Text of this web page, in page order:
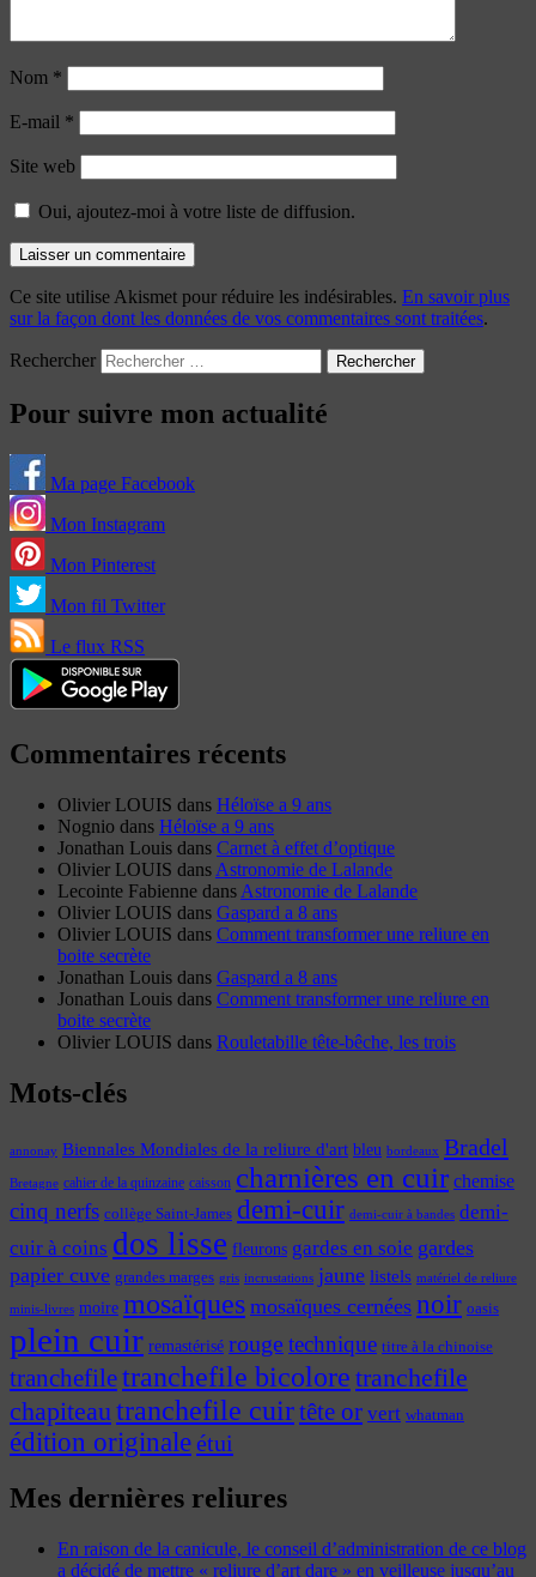
Nom *
E-mail *
Site web
Oui, ajoutez-moi à votre liste de diffusion.
Ce site utilise Akismet pour réduire les indésirables. En savoir plus
sur la façon dont les données de vos commentaires sont traitées.
Rechercher
Pour suivre mon actualité
Ma page Facebook
Mon Instagram
Mon Pinterest
Mon fil Twitter
Le flux RSS
Commentaires récents
Olivier LOUIS dans Héloïse a 9 ans
Nognio dans Héloïse a 9 ans
Jonathan Louis dans Carnet à effet d’optique
Olivier LOUIS dans Astronomie de Lalande
Lecointe Fabienne dans Astronomie de Lalande
Olivier LOUIS dans Gaspard a 8 ans
Olivier LOUIS dans Comment transformer une reliure en
boite secrète
Jonathan Louis dans Gaspard a 8 ans
Jonathan Louis dans Comment transformer une reliure en
boite secrète
Olivier LOUIS dans Rouletabille tête-bêche, les trois
Mots-clés
annonay Biennales Mondiales de la reliure d'art bleu bordeaux Bradel
Bretagne cahier de la quinzaine caisson charnières en cuir chemise
cinq nerfs collège Saint-James demi-cuir demi-cuir à bandes demi-
cuir à coins dos lisse fleurons gardes en soie gardes
papier cuve grandes marges gris incrustations jaune listels matériel de reliure
minis-livres moire mosaïques mosaïques cernées noir oasis
plein cuir remastérisé rougetechnique titre à la chinoise
tranchefiletranchefile bicolore tranchefile
chapiteau tranchefile cuirtête or vert whatman
édition originaleétui
Mes dernières reliures
En raison de la canicule, le conseil d’administration de ce blog
a décidé de mettre « reliure d’art dare » en veilleuse jusqu’au